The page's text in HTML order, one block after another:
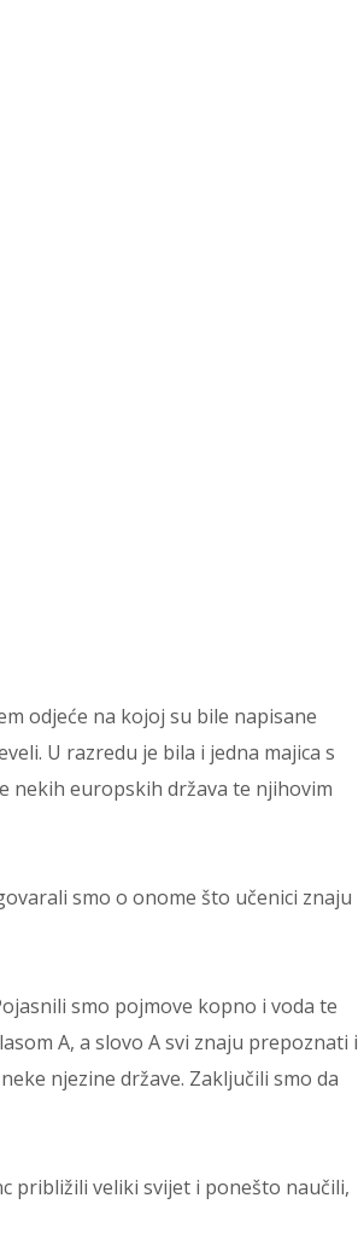
odjeće na kojoj su bile napisane
U razredu je bila i jedna majica s
nekih europskih država te njihovim
smo o onome što učenici znaju
smo pojmove kopno i voda te
A, a slovo A svi znaju prepoznati i
njezine države. Zaključili smo da
približili veliki svijet i ponešto naučili,